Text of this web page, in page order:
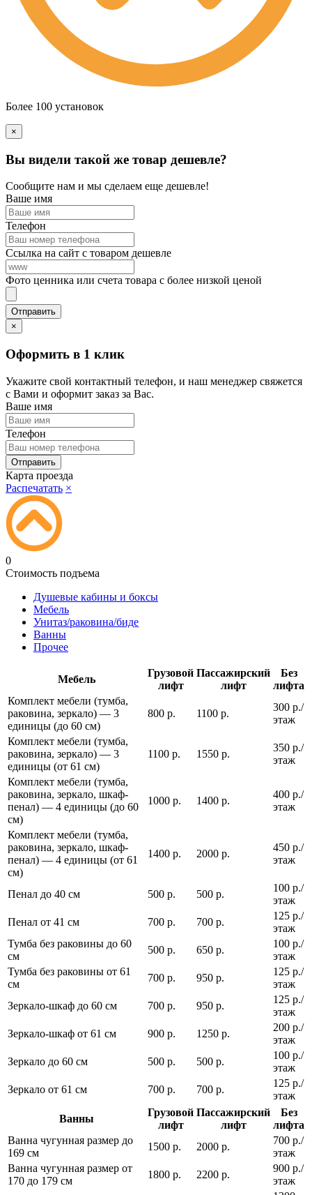
Более 100 установок
×
Вы видели такой же товар дешевле?
Сообщите нам и мы сделаем еще дешевле!
Ваше имя
Телефон
Ссылка на сайт с товаром дешевле
Фото ценника или счета товара с более низкой ценой
×
Оформить в 1 клик
Укажите свой контактный телефон, и наш менеджер свяжется
с Вами и оформит заказ за Вас.
Ваше имя
Телефон
Карта проезда
Распечатать ×
0
Стоимость подъема
Душевые кабины и боксы
Мебель
Унитаз/раковина/биде
Ванны
Прочее
Мебель
Грузовой
лифт
Пассажирский
лифт
Без
лифта
Комплект мебели (тумба,
раковина, зеркало) — 3
единицы (до 60 см)
800 р. 1100 р.
300 р./
этаж
Комплект мебели (тумба,
раковина, зеркало) — 3
единицы (от 61 см)
1100 р. 1550 р.
350 р./
этаж
Комплект мебели (тумба,
раковина, зеркало, шкаф-
пенал) — 4 единицы (до 60
см)
1000 р. 1400 р.
400 р./
этаж
Комплект мебели (тумба,
раковина, зеркало, шкаф-
пенал) — 4 единицы (от 61
см)
1400 р. 2000 р.
450 р./
этаж
Пенал до 40 см 500 р. 500 р.
100 р./
этаж
Пенал от 41 см
700 р. 700 р.
125 р./
этаж
Тумба без раковины до 60
см
500 р. 650 р.
100 р./
этаж
Тумба без раковины от 61
см
700 р. 950 р.
125 р./
этаж
Зеркало-шкаф до 60 см
700 р. 950 р.
125 р./
этаж
Зеркало-шкаф от 61 см
900 р. 1250 р.
200 р./
этаж
Зеркало до 60 см
500 р. 500 р.
100 р./
этаж
Зеркало от 61 см
700 р. 700 р.
125 р./
этаж
Ванны
Грузовой
лифт
Пассажирский
лифт
Без
лифта
Ванна чугунная размер до
169 см
1500 р. 2000 р.
700 р./
этаж
Ванна чугунная размер от
170 до 179 см
1800 р. 2200 р.
900 р./
этаж